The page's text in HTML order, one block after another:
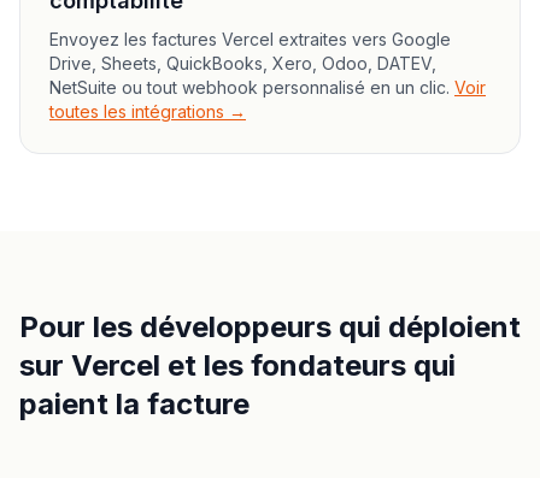
Envoyez les factures Vercel extraites vers Google
Drive, Sheets, QuickBooks, Xero, Odoo, DATEV,
NetSuite ou tout webhook personnalisé en un clic. Voir
toutes les intégrations →
Pour les développeurs qui déploient
sur Vercel et les fondateurs qui
paient la facture